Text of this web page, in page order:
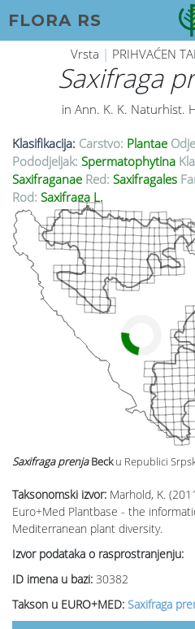
FLORA RS
Vrsta | PRIHVAĆEN
Saxifraga
in Ann. K. K. Naturhist.
Klasifikacija: Carstvo: Plantae
Pododjeljak: Spermatophytina
Saxifraganae Red: Saxifragales
Rod: Saxifraga L.
Taksonomski izvor: Marhold, K.
Euro+Med Plantbase - the
Mediterranean plant diversity.
Izvor podataka o rasprostranjenju:
ID imena u bazi: 30382
Takson u EURO+MED: Saxifraga
Saxifraga prenjaBeck u Republici